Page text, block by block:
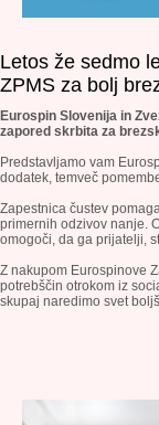
Letos že sedmo
ZPMS za bolj
Eurospin Slovenija in
zapored skrbita za
Predstavljamo vam
dodatek, temveč
Zapestnica čustev
primernih odzivov nanje.
omogoči, da ga prijatelji,
Z nakupom Eurospinove
potrebščin otrokom iz
skupaj naredimo svet